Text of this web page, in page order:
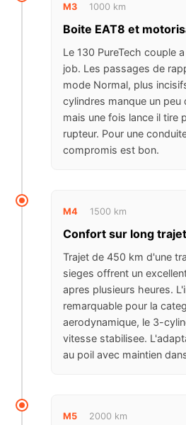
M3 1000 km
Boite EAT8 et
Le 130 PureTech couple
job. Les passages de
mode Normal, plus
cylindres manque un peu
mais une fois lance il tire
rupteur. Pour une
compromis est bon.
M4 1500 km
Confort sur long trajet
Trajet de 450 km d'une
sieges offrent un
apres plusieurs heures.
remarquable pour la
aerodynamique, le 3-
vitesse stabilisee.
au poil avec maintien
M5 2000 km